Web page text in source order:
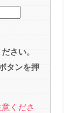
さい。
タンを押
くださ